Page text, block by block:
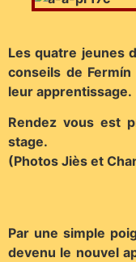
Les quatre jeunes
conseils de
leur apprentissage.
Rendez vous est
stage.
(Photos Jiès et
Par une simple
devenu le nouvel